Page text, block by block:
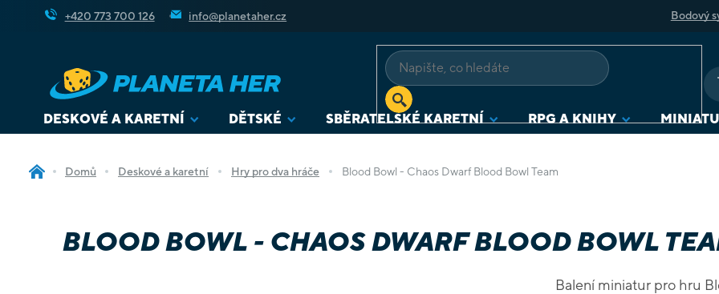
+420 773 700 126 info@planetaher.cz Bodový
DESKOVÉ A KARETNÍ DĚTSKÉ SBĚRATELSKÉ KARETNÍ RPG A KNIHY
Domů Deskové a karetní Hry pro dva hráče Blood Bowl - Chaos Dwarf Blood Bowl Team
BLOOD BOWL - CHAOS DWARF BLOOD BOWL
Balení miniatur pro hru